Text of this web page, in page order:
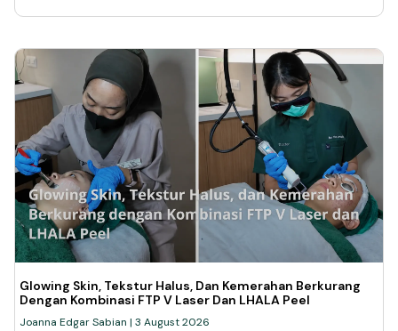
Glowing Skin, Tekstur Halus, Dan Kemerahan Berkurang
Dengan Kombinasi FTP V Laser Dan LHALA Peel
Joanna Edgar Sabian 3 August 2026